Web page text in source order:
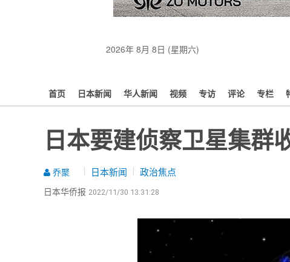
2026年 8月 8日 (星期六)
首页 日本新闻 华人新闻 视频 专访 评论 专栏
日本要建侦察卫星集群
乔聚 日本新闻 政治焦点
日本华侨报 2022/11/30 13:31:28